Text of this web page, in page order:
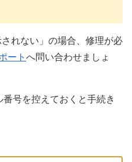
れない」の場合、修理が必
ート へ問い合わせましょ
号を控えておくと手続き